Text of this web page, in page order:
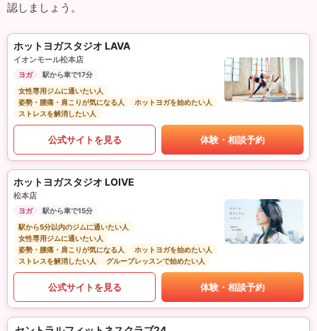
認しましょう。
ホットヨガスタジオ LAVA
イオンモール松本店
ヨガ
駅から車で17分
女性専用ジムに通いたい人
姿勢・腰痛・肩こりが気になる人
ホットヨガを始めたい人
ストレスを解消したい人
公式サイトを見る 体験・相談予約
ホットヨガスタジオ LOIVE
松本店
ヨガ
駅から車で15分
駅から5分以内のジムに通いたい人
女性専用ジムに通いたい人
姿勢・腰痛・肩こりが気になる人
ホットヨガを始めたい人
ストレスを解消したい人
グループレッスンで始めたい人
公式サイトを見る 体験・相談予約